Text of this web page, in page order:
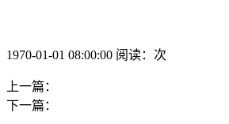
1970-01-01 08:00:00 阅读：次
上一篇：
下一篇：